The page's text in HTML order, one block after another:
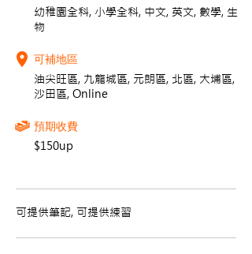
幼稚園全科, 小學全科, 中文, 英文, 數學, 生
物
可補地區
油尖旺區, 九龍城區, 元朗區, 北區, 大埔區,
沙田區, Online
預期收費
$150up
可提供筆記, 可提供練習